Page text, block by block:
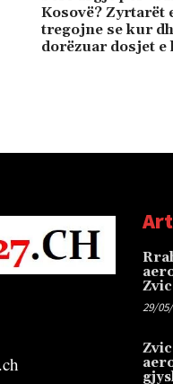
Kosovë? Zyrtarët
tregojne se kur
dorëzuar dosjet e
29/